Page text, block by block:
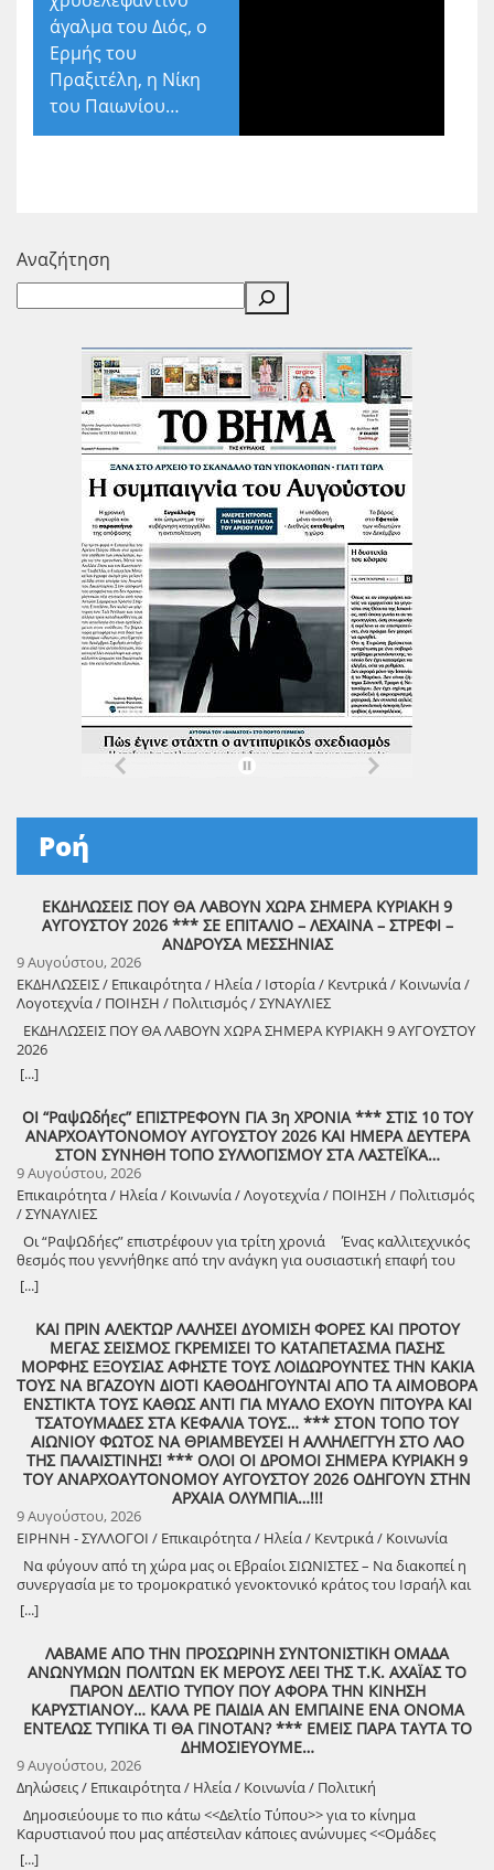
άγαλμα του Διός, ο
Ερμής του
Πραξιτέλη, η Νίκη
του Παιωνίου…
Αναζήτηση
Ροή
ΕΚΔΗΛΩΣΕΙΣ ΠΟΥ ΘΑ ΛΑΒΟΥΝ ΧΩΡΑ ΣΗΜΕΡΑ ΚΥΡΙΑΚΗ 9
ΑΥΓΟΥΣΤΟΥ 2026 *** ΣΕ ΕΠΙΤΑΛΙΟ – ΛΕΧΑΙΝΑ – ΣΤΡΕΦΙ –
ΑΝΔΡΟΥΣΑ ΜΕΣΣΗΝΙΑΣ
9 Αυγούστου, 2026
ΕΚΔΗΛΩΣΕΙΣ / Επικαιρότητα / Ηλεία / Ιστορία / Κεντρικά / Κοινωνία /
Λογοτεχνία / ΠΟΙΗΣΗ / Πολιτισμός / ΣΥΝΑΥΛΙΕΣ
ΕΚΔΗΛΩΣΕΙΣ ΠΟΥ ΘΑ ΛΑΒΟΥΝ ΧΩΡΑ ΣΗΜΕΡΑ ΚΥΡΙΑΚΗ 9 ΑΥΓΟΥΣΤΟΥ
2026
88888888888888888888888888888888888888888888888888888888888888
88888888888888888888888888888888888888888888888888888888888888
[...]
ΟΙ “ΡαψΩδήες” ΕΠΙΣΤΡΕΦΟΥΝ ΓΙΑ 3η ΧΡΟΝΙΑ *** ΣΤΙΣ 10 ΤΟΥ
ΑΝΑΡΧΟΑΥΤΟΝΟΜΟΥ ΑΥΓΟΥΣΤΟΥ 2026 ΚΑΙ ΗΜΕΡΑ ΔΕΥΤΕΡΑ
ΣΤΟΝ ΣΥΝΗΘΗ ΤΟΠΟ ΣΥΛΛΟΓΙΣΜΟΥ ΣΤΑ ΛΑΣΤΕΪΚΑ…
9 Αυγούστου, 2026
Επικαιρότητα / Ηλεία / Κοινωνία / Λογοτεχνία / ΠΟΙΗΣΗ / Πολιτισμός
/ ΣΥΝΑΥΛΙΕΣ
Οι “ΡαψΩδήες” επιστρέφουν για τρίτη χρονιά Ένας καλλιτεχνικός
θεσμός που γεννήθηκε από την ανάγκη για ουσιαστική επαφή του
ανθρώπου, με τον λόγο και την μουσική. Πιστοί στο όραμά μας για
συμμετοχική καλλιτεχνική έκφραση, συνεχίζουμε να βλέπουμε τον
ευελπιστούμε να είναι μια συνάντηση ανθρώπων, μια κοινή ανάσα,
μια υπενθύμιση ότι ο πολιτισμός γεννιέται εκεί όπου μοιραζόμαστε,
ακούμε και δημιουργούμε μαζί. Την Δευτέρα 10 Αυγούστου, στις
21:00 , στήνουμε ξανά ένα Συμπόσιον Τέχνης, με «Ιστορίες και
Τραγούδια» , στον ξεχωριστό χώρο της πέτρινης εκκλησίας στα
Λαστέικα. Σας περιμένουμε κοντά μας! Γιάννης Κορίζης – Δημήτρης
Κορίζης Με την υποστήριξη του Δήμος Πύργου / Municipality Of
Pyrgos 2024 -2028
[...]
ΚΑΙ ΠΡΙΝ ΑΛΕΚΤΩΡ ΛΑΛΗΣΕΙ ΔΥΟΜΙΣΗ ΦΟΡΕΣ ΚΑΙ ΠΡΟΤΟΥ
ΜΕΓΑΣ ΣΕΙΣΜΟΣ ΓΚΡΕΜΙΣΕΙ ΤΟ ΚΑΤΑΠΕΤΑΣΜΑ ΠΑΣΗΣ
ΜΟΡΦΗΣ ΕΞΟΥΣΙΑΣ ΑΦΗΣΤΕ ΤΟΥΣ ΛΟΙΔΩΡΟΥΝΤΕΣ ΤΗΝ ΚΑΚΙΑ
ΤΟΥΣ ΝΑ ΒΓΑΖΟΥΝ ΔΙΟΤΙ ΚΑΘΟΔΗΓΟΥΝΤΑΙ ΑΠΟ ΤΑ ΑΙΜΟΒΟΡΑ
ΕΝΣΤΙΚΤΑ ΤΟΥΣ ΚΑΘΩΣ ΑΝΤΙ ΓΙΑ ΜΥΑΛΟ ΕΧΟΥΝ ΠΙΤΟΥΡΑ ΚΑΙ
ΤΣΑΤΟΥΜΑΔΕΣ ΣΤΑ ΚΕΦΑΛΙΑ ΤΟΥΣ… *** ΣΤΟΝ ΤΟΠΟ ΤΟΥ
ΑΙΩΝΙΟΥ ΦΩΤΟΣ ΝΑ ΘΡΙΑΜΒΕΥΣΕΙ Η ΑΛΛΗΛΕΓΓΥΗ ΣΤΟ ΛΑΟ
ΤΗΣ ΠΑΛΑΙΣΤΙΝΗΣ! *** ΟΛΟΙ ΟΙ ΔΡΟΜΟΙ ΣΗΜΕΡΑ ΚΥΡΙΑΚΗ 9
ΤΟΥ ΑΝΑΡΧΟΑΥΤΟΝΟΜΟΥ ΑΥΓΟΥΣΤΟΥ 2026 ΟΔΗΓΟΥΝ ΣΤΗΝ
ΑΡΧΑΙΑ ΟΛΥΜΠΙΑ…!!!
9 Αυγούστου, 2026
ΕΙΡΗΝΗ - ΣΥΛΛΟΓΟΙ / Επικαιρότητα / Ηλεία / Κεντρικά / Κοινωνία
Να φύγουν από τη χώρα μας οι Εβραίοι ΣΙΩΝΙΣΤΕΣ – Να διακοπεί η
συνεργασία με το τρομοκρατικό γενοκτονικό κράτος του Ισραήλ και
φέρτε πίσω στην Ελλάδα από τη Σαουδική Αραβία τους ελληνικούς
patriot!!
[...]
ΛΑΒΑΜΕ ΑΠΟ ΤΗΝ ΠΡΟΣΩΡΙΝΗ ΣΥΝΤΟΝΙΣΤΙΚΗ ΟΜΑΔΑ
ΑΝΩΝΥΜΩΝ ΠΟΛΙΤΩΝ ΕΚ ΜΕΡΟΥΣ ΛΕΕΙ ΤΗΣ Τ.Κ. ΑΧΑΪΑΣ ΤΟ
ΠΑΡΟΝ ΔΕΛΤΙΟ ΤΥΠΟΥ ΠΟΥ ΑΦΟΡΑ ΤΗΝ ΚΙΝΗΣΗ
ΚΑΡΥΣΤΙΑΝΟΥ… ΚΑΛΑ ΡΕ ΠΑΙΔΙΑ ΑΝ ΕΜΠΑΙΝΕ ΕΝΑ ΟΝΟΜΑ
ΕΝΤΕΛΩΣ ΤΥΠΙΚΑ ΤΙ ΘΑ ΓΙΝΟΤΑΝ? *** ΕΜΕΙΣ ΠΑΡΑ ΤΑΥΤΑ ΤΟ
ΔΗΜΟΣΙΕΥΟΥΜΕ…
9 Αυγούστου, 2026
Δηλώσεις / Επικαιρότητα / Ηλεία / Κοινωνία / Πολιτική
Δημοσιεύουμε το πιο κάτω <<Δελτίο Τύπου>> για το κίνημα
Καρυστιανού που μας απέστειλαν κάποιες ανώνυμες <<Ομάδες
Πολιτών>>!
[...]